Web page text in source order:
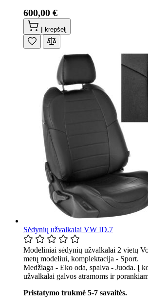
600,00 €
Į krepšelį
Sėdynių užvalkalai VW ID.7
Modeliniai sėdynių užvalkalai 2 vietų
metų modeliui, komplektacija - Sport.
Medžiaga - Eko oda, spalva - Juoda. Į
užvalkalai galvos atramoms ir
Pristatymo trukmė 5-7 savaitės.